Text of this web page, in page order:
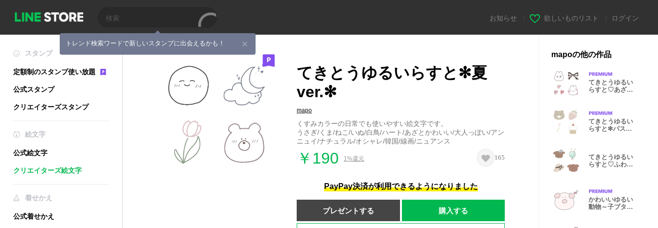
トレンド検索ワードで新しいスタンプに出会えるかも！
お知らせ 欲しいものリスト ログイン
スタンプ
定額制のスタンプ使い放題
公式スタンプ
クリエイターズスタンプ
絵文字
公式絵文字
クリエイターズ絵文字
着せかえ
公式着せかえ
てきとうゆるいらすと✻夏
ver.✻
mapo
くすみカラーの日常でも使いやすい絵文字です。
うさぎ/くま/ねこ/いぬ/白鳥/ハート/あざとかわいい/大人っぽい/アン
ニュイ/ナチュラル/オシャレ/韓国/線画/ニュアンス
￥190 1%還元 165
PayPay決済が利用できるようになりました
プレゼントする 購入する
mapoの他の作品
てきとうゆるい
らすと♡あざと
てきとうゆるい
らすと✻パステ
てきとうゆるい
らすと♡ふわも
かわいいゆるい
動物～子ブタ編